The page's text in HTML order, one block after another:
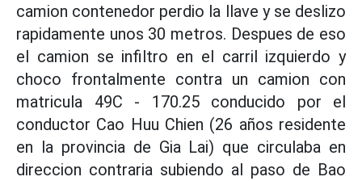
camion contenedor perdio la llave y se deslizo
rapidamente unos 30 metros. Despues de eso
el camion se infiltro en el carril izquierdo y
choco frontalmente contra un camion con
matricula 49C - 170.25 conducido por el
conductor Cao Huu Chien (26 años residente
en la provincia de Gia Lai) que circulaba en
direccion contraria subiendo al paso de Bao